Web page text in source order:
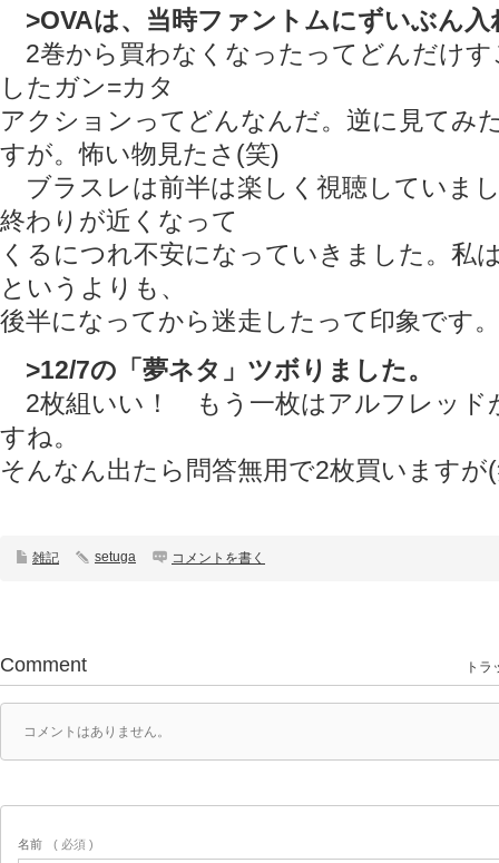
>OVAは、当時ファントムにずいぶん
2巻から買わなくなったってどんだけ
したガン=カタ
アクションってどんなんだ。逆に見てみ
すが。怖い物見たさ(笑)
ブラスレは前半は楽しく視聴していま
終わりが近くなって
くるにつれ不安になっていきました。私
というよりも、
後半になってから迷走したって印象です。
>12/7の「夢ネタ」ツボりました。
2枚組いい！ もう一枚はアルフレッド
すね。
そんなん出たら問答無用で2枚買いますが
雑記 setuga コメントを書く
Comment トラ
コメントはありません。
名前 ( 必須 )